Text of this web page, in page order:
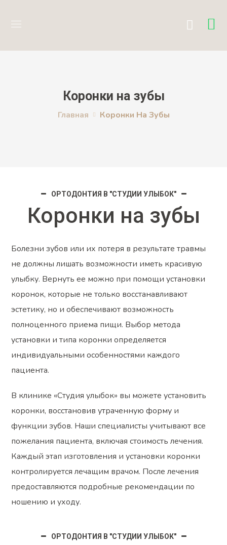
Коронки на зубы
Главная Коронки На Зубы
ОРТОДОНТИЯ В "СТУДИИ УЛЫБОК"
Коронки на зубы
Болезни зубов или их потеря в результате травмы
не должны лишать возможности иметь красивую
улыбку. Вернуть ее можно при помощи установки
коронок, которые не только восстанавливают
эстетику, но и обеспечивают возможность
полноценного приема пищи. Выбор метода
установки и типа коронки определяется
индивидуальными особенностями каждого
пациента.
В клинике «Студия улыбок» вы можете установить
коронки, восстановив утраченную форму и
функции зубов. Наши специалисты учитывают все
пожелания пациента, включая стоимость лечения.
Каждый этап изготовления и установки коронки
контролируется лечащим врачом. После лечения
предоставляются подробные рекомендации по
ношению и уходу.
ОРТОДОНТИЯ В "СТУДИИ УЛЫБОК"